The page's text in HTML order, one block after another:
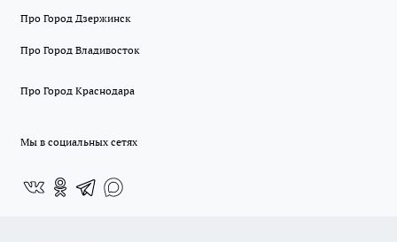
Про Город Дзержинск
Про Город Владивосток
Про Город Краснодара
Мы в социальных сетях